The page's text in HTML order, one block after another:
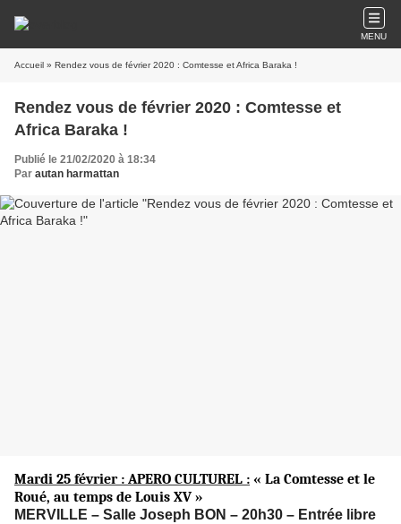
MENU
Accueil » Rendez vous de février 2020 : Comtesse et Africa Baraka !
Rendez vous de février 2020 : Comtesse et
Africa Baraka !
Publié le 21/02/2020 à 18:34
Par autan harmattan
Mardi 25 février : APERO CULTUREL : « La Comtesse et le
Roué, au temps de Louis XV »
MERVILLE – Salle Joseph BON – 20h30 – Entrée libre